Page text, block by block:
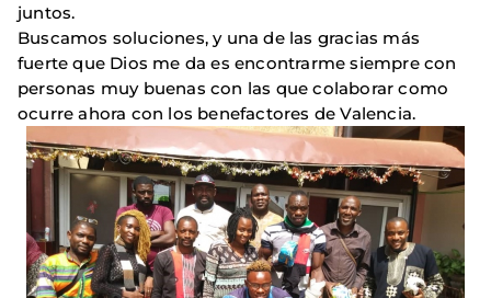
juntos.
Buscamos soluciones, y una de las gracias más
fuerte que Dios me da es encontrarme siempre con
personas muy buenas con las que colaborar como
ocurre ahora con los benefactores de Valencia.